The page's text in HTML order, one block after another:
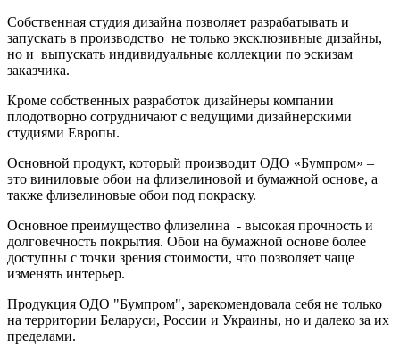
Собственная студия дизайна позволяет разрабатывать и
запускать в производство не только эксклюзивные дизайны,
но и выпускать индивидуальные коллекции по эскизам
заказчика.
Кроме собственных разработок дизайнеры компании
плодотворно сотрудничают с ведущими дизайнерскими
студиями Европы.
Основной продукт, который производит ОДО «Бумпром» –
это виниловые обои на флизелиновой и бумажной основе, а
также флизелиновые обои под покраску.
Основное преимущество флизелина - высокая прочность и
долговечность покрытия. Обои на бумажной основе более
доступны с точки зрения стоимости, что позволяет чаще
изменять интерьер.
Продукция ОДО "Бумпром", зарекомендовала себя не только
на территории Беларуси, России и Украины, но и далеко за их
пределами.